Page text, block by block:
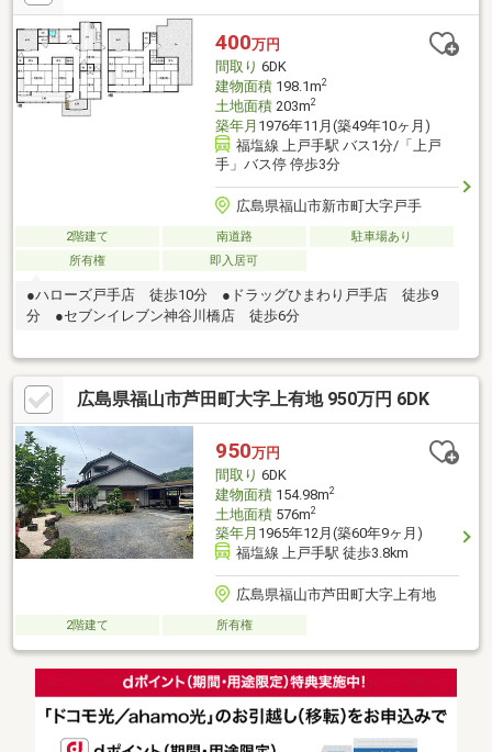
400万円
間取り 6DK
建物面積198.1m2
土地面積203m2
築年月 1976年11月(築49年10ヶ月)
福塩線 上戸手駅 バス1分/「上戸
手」バス停 停歩3分
広島県福山市新市町大字戸手
2階建て 南道路
駐車場あり
所有権
即入居可
●ハローズ戸手店 徒歩10分 ●ドラッグひまわり戸手店 徒歩9
分 ●セブンイレブン神谷川橋店 徒歩6分
広島県福山市芦田町大字上有地 950万円 6DK
950万円
間取り 6DK
建物面積154.98m2
土地面積576m2
築年月 1965年12月(築60年9ヶ月)
福塩線 上戸手駅 徒歩3.8km
広島県福山市芦田町大字上有地
2階建て 所有権